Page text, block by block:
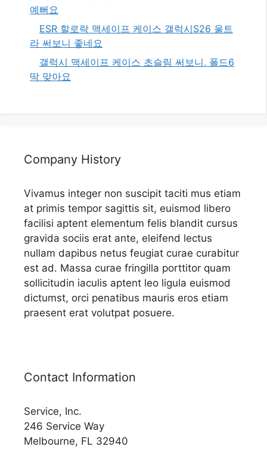
예뻐요
ESR 할로락 맥세이프 케이스 갤럭시S26 울트
라 써보니 좋네요
갤럭시 맥세이프 케이스 초슬림 써보니, 폴드6
딱 맞아요
Company History
Vivamus integer non suscipit taciti mus etiam
at primis tempor sagittis sit, euismod libero
facilisi aptent elementum felis blandit cursus
gravida sociis erat ante, eleifend lectus
nullam dapibus netus feugiat curae curabitur
est ad. Massa curae fringilla porttitor quam
sollicitudin iaculis aptent leo ligula euismod
dictumst, orci penatibus mauris eros etiam
praesent erat volutpat posuere.
Contact Information
Service, Inc.
246 Service Way
Melbourne, FL 32940